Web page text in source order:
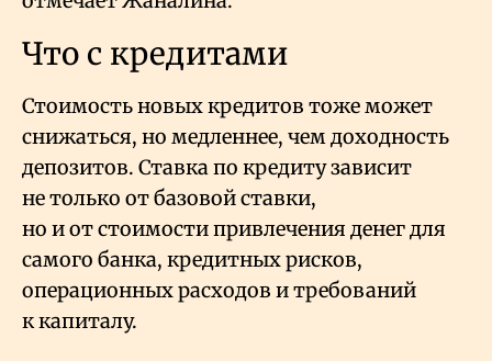
Что с кредитами
Стоимость новых кредитов тоже может
снижаться, но медленнее, чем доходность
депозитов. Ставка по кредиту зависит
не только от базовой ставки,
но и от стоимости привлечения денег для
самого банка, кредитных рисков,
операционных расходов и требований
к капиталу.